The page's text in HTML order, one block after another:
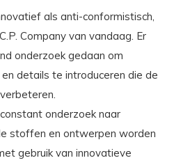
als anti-conformistisch,
Company van vandaag. Er
onderzoek gedaan om
details te introduceren die de
onderzoek naar
stoffen en ontwerpen worden
gebruik van innovatieve